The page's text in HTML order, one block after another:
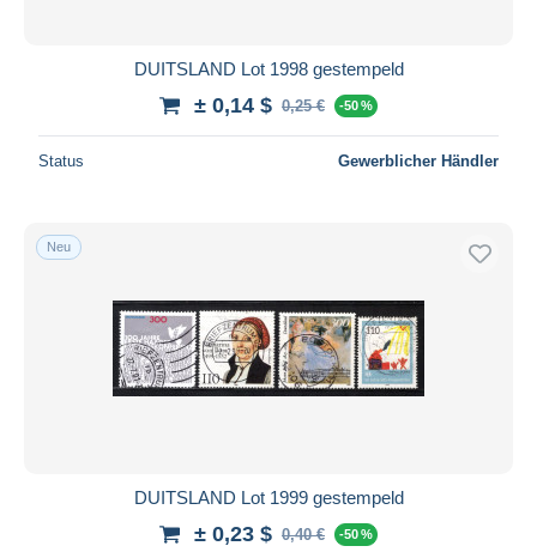
DUITSLAND Lot 1998 gestempeld
± 0,14 $ 0,25 € -50 %
Status Gewerblicher Händler
Neu
DUITSLAND Lot 1999 gestempeld
± 0,23 $ 0,40 € -50 %